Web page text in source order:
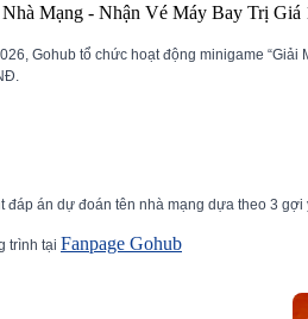
Mạng - Nhận Vé Máy Bay Trị
Gohub tổ chức hoạt động minigame
đáp án dự đoán tên nhà mạng dựa theo 3
trình tại Fanpage Gohub